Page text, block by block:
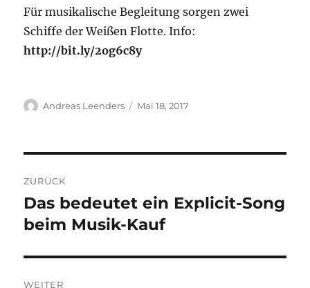
Für musikalische Begleitung sorgen zwei
Schiffe der Weißen Flotte. Info:
http://bit.ly/2og6c8y
Autor
Andreas Leenders
Veröffentlicht
Mai 18, 2017
ZURÜCK
Vorheriger
Beitrag:
Das bedeutet ein Explicit-Song
beim Musik-Kauf
WEITER